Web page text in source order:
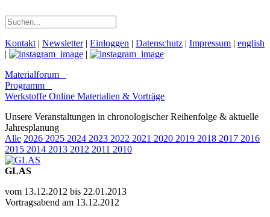
Kontakt | Newsletter| Einloggen | Datenschutz | Impressum | english
|
|
Materialforum
Programm
Werkstoffe Online Materialien & Vorträge
Unsere Veranstaltungen in chronologischer Reihenfolge & aktuelle
Jahresplanung
Alle 2026 2025 2024 2023 2022 2021 2020 2019 2018 2017 2016
2015 2014 2013 2012 2011 2010
GLAS
vom 13.12.2012 bis 22.01.2013
Vortragsabend am 13.12.2012